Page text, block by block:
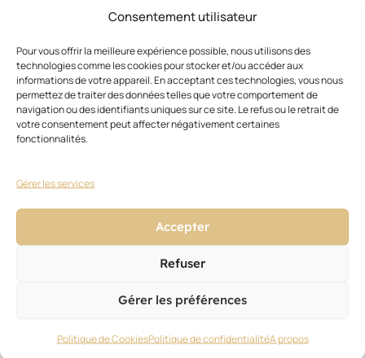
Consentement utilisateur
Pour vous offrir la meilleure expérience possible, nous utilisons des
technologies comme les cookies pour stocker et/ou accéder aux
informations de votre appareil. En acceptant ces technologies, vous nous
permettez de traiter des données telles que votre comportement de
navigation ou des identifiants uniques sur ce site. Le refus ou le retrait de
votre consentement peut affecter négativement certaines
fonctionnalités.
Gérer les services
Accepter
Refuser
Gérer les préférences
Politique de CookiesPolitique de confidentialitéA propos
grande
part
en
succursales,
le
géant
a
un
boursier
l’annonce